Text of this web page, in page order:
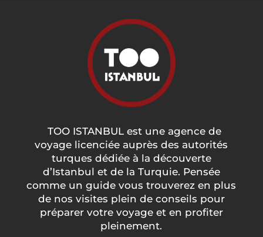
TOO ISTANBUL est une agence de
voyage licenciée auprès des autorités
turques dédiée à la découverte
d’Istanbul et de la Turquie. Pensée
comme un guide vous trouverez en plus
de nos visites plein de conseils pour
préparer votre voyage et en profiter
pleinement.